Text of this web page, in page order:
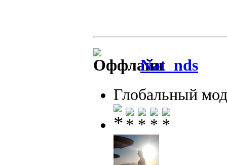
Nat_nds
Глобальный